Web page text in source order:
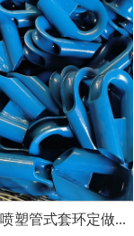
喷塑管式套环定做...